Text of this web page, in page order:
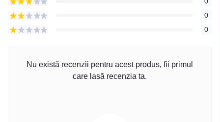
0
0
Nu există recenzii pentru acest produs, fii primul
care lasă recenzia ta.